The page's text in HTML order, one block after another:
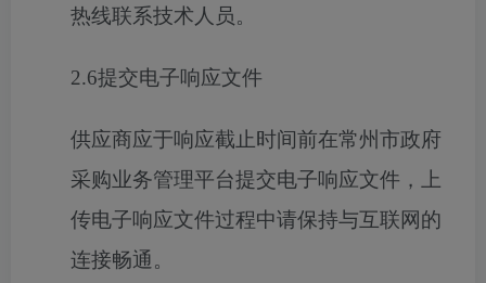
热线联系技术人员。
2.6提交电子响应文件
供应商应于响应截止时间前在常州市政府
采购业务管理平台提交电子响应文件，上
传电子响应文件过程中请保持与互联网的
连接畅通。